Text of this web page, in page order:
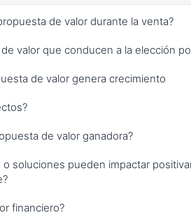
de valor durante la venta?
valor que conducen a la elección
de valor genera crecimiento
de valor ganadora?
o soluciones pueden impactar
financiero?